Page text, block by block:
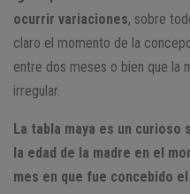
ocurrir variaciones, sobre
claro el momento de la
entre dos meses o bien que la
irregular.
La tabla maya es un
la edad de la madre en el
mes en que fue concebido